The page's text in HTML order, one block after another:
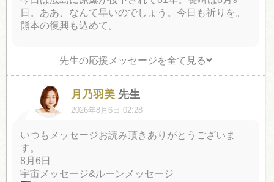
日。ああ、なんて早いのでしょう。今日も祈りを。
熊本の復興も込めて。
先生の応援メッセージを全て見る
月乃羽美 先生
2026年8月6日 02:28
いつもメッセージお読み頂きありがとうございま
す。
8月6日
宇宙メッセージ&ルーンメッセージ